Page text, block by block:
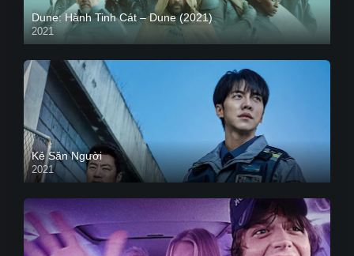
Dune: Hành Tinh Cát – Dune (2021)
2021
HD VIETSUB
Kẻ Săn Người
2021